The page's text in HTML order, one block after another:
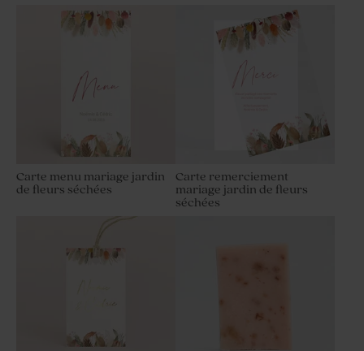
Carte menu mariage jardin
de fleurs séchées
Carte remerciement
mariage jardin de fleurs
séchées